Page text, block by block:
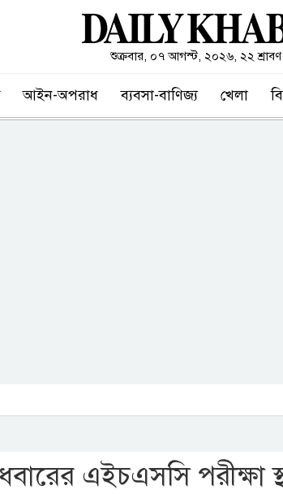
শুক্রবার, ০৭ আগস্ট, ২০২৬, ২২
আইন-অপরাধ ব্যবসা-বাণিজ্য খেলা
এইচএসসি পরীক্ষা